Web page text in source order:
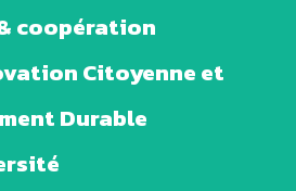
coopération
Citoyenne et
Durable